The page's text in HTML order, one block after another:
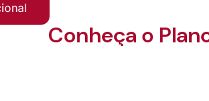
Conheça o